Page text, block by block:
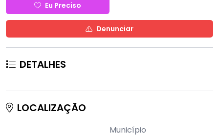
Eu Preciso
Denunciar
DETALHES
LOCALIZAÇÃO
Município